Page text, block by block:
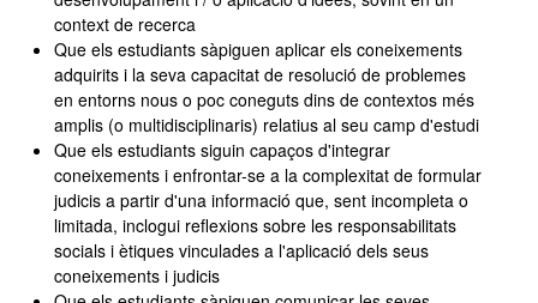
context de recerca
Que els estudiants sàpiguen aplicar els coneixements
adquirits i la seva capacitat de resolució de problemes
en entorns nous o poc coneguts dins de contextos més
amplis (o multidisciplinaris) relatius al seu camp d'estudi
Que els estudiants siguin capaços d'integrar
coneixements i enfrontar-se a la complexitat de formular
judicis a partir d'una informació que, sent incompleta o
limitada, inclogui reflexions sobre les responsabilitats
socials i ètiques vinculades a l'aplicació dels seus
coneixements i judicis